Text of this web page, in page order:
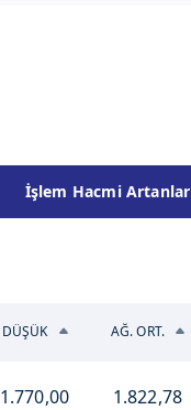
İşlem Hacmi Artanlar
DÜŞÜK AĞ. ORT.
1.770,00 1.822,78